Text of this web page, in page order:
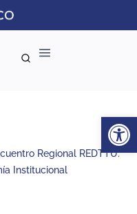
Regional REDTTU:
Institucional